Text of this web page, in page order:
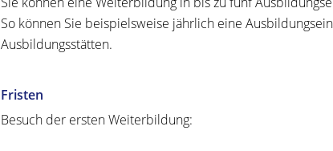
So können Sie beispielsweise jährlich eine
Ausbildungsstätten.
Fristen
Besuch der ersten Weiterbildung: